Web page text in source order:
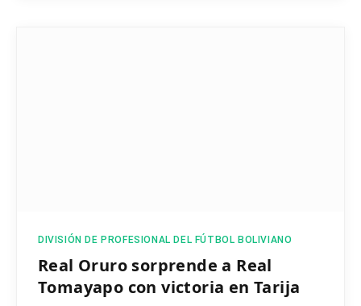
DIVISIÓN DE PROFESIONAL DEL FÚTBOL BOLIVIANO
Real Oruro sorprende a Real
Tomayapo con victoria en Tarija